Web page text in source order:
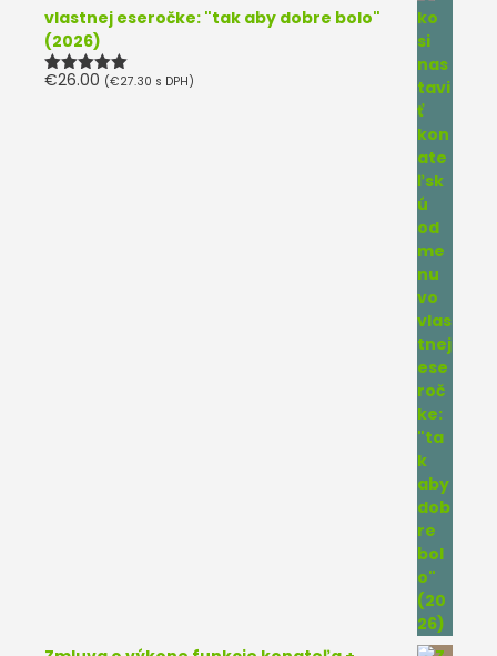
vlastnej eseročke: "tak aby dobre bolo"
(2026)
Hodnotenie
€26.00 (€27.30 s DPH)